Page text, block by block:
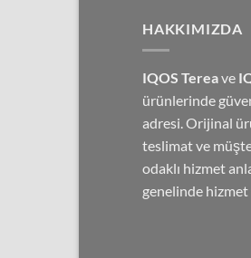
HAKKIMIZDA
IQOS Tereave
ürünlerinde
adresi. Orijinal
teslimat ve
odaklı hizmet
genelinde